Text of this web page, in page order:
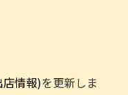
店情報)を更新しま